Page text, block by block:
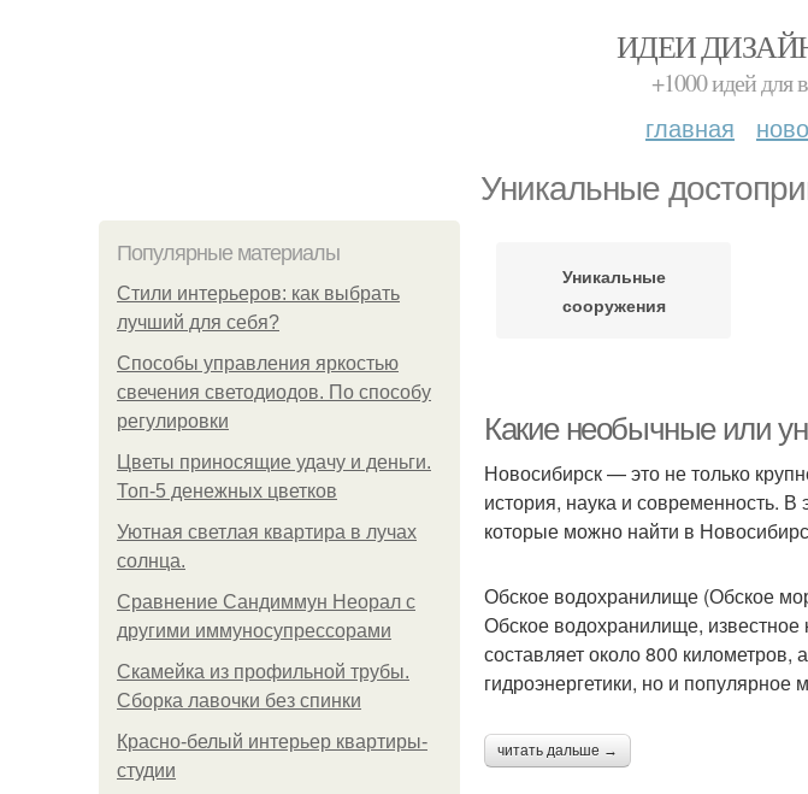
ИДЕИ
+1000 идей для
главная
Уникальные
Популярные материалы
Стили интерьеров: как выбрать
лучший для себя?
Способы управления яркостью
свечения светодиодов. По способу
регулировки
Цветы приносящие удачу и деньги.
Топ-5 денежных цветков
Уютная светлая квартира в лучах
солнца.
Сравнение Сандиммун Неорал с
другими иммуносупрессорами
Скамейка из профильной трубы.
Сборка лавочки без спинки
Красно-белый интерьер квартиры-
студии
Уникальные
сооружения
Какие необычные или
Новосибирск — это не только
история, наука и современность.
которые можно найти в
Обское водохранилище (Обское
Обское водохранилище,
составляет около 800
гидроэнергетики, но и популярное
читать дальше →